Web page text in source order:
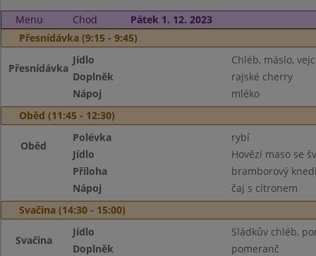
Menu Chod
Pátek 1. 12. 2023
Přesnídávka (9:15 - 9:45)
Přesnídávka
Jídlo
Chléb, máslo,
Doplněk
rajské cherry
Nápoj
mléko
Oběd (11:45 - 12:30)
Oběd
Polévka
rybí
Jídlo
Hovězí maso se
Příloha
bramborový
Nápoj
čaj s citronem
Svačina (14:30 - 15:00)
Svačina
Jídlo
Sládkův chléb,
Doplněk
pomeranč